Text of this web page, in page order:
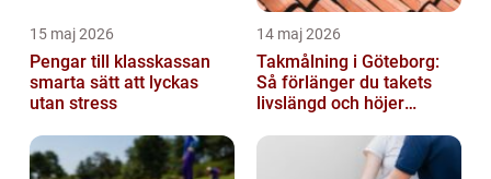
15 maj 2026
Pengar till klasskassan
smarta sätt att lyckas
utan stress
14 maj 2026
Takmålning i Göteborg:
Så förlänger du takets
livslängd och höjer